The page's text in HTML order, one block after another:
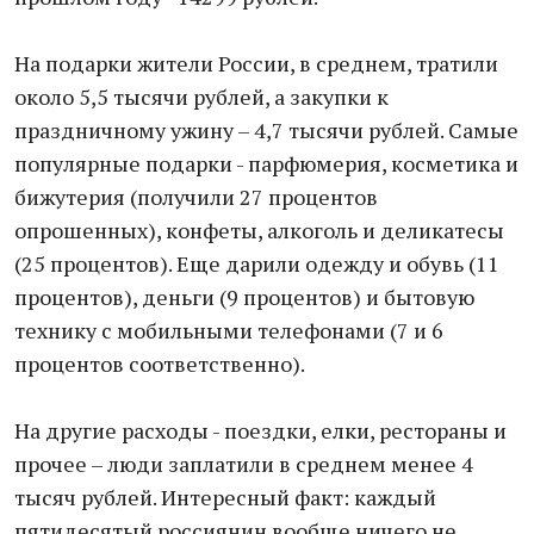
На подарки жители России, в среднем, тратили
около 5,5 тысячи рублей, а закупки к
праздничному ужину – 4,7 тысячи рублей. Самые
популярные подарки - парфюмерия, косметика и
бижутерия (получили 27 процентов
опрошенных), конфеты, алкоголь и деликатесы
(25 процентов). Еще дарили одежду и обувь (11
процентов), деньги (9 процентов) и бытовую
технику с мобильными телефонами (7 и 6
процентов соответственно).
На другие расходы - поездки, елки, рестораны и
прочее – люди заплатили в среднем менее 4
тысяч рублей. Интересный факт: каждый